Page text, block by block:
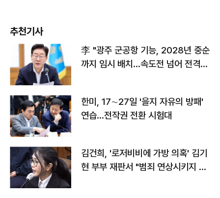
추천기사
李 "광주 군공항 기능, 2028년 중순
까지 임시 배치…속도전 넘어 전격
한미, 17∼27일 '을지 자유의 방패'
연습…전작권 전환 시험대
김건희, '로저비비에 가방 의혹' 김기
현 부부 재판서 "범죄 연상시키지 말